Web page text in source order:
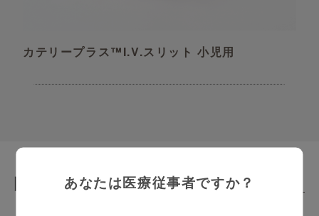
カテリープラス™I.V.スリット 小児用
関連動画 Related Contents
あなたは医療従事者ですか？